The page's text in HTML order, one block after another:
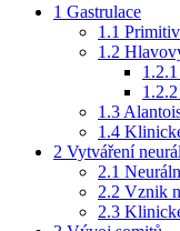
1 Gastrulace
1.1
1.2
1.2.1
1.2.2
1.3
1.4
2 Vytváření
2.1
2.2 Vznik
2.3